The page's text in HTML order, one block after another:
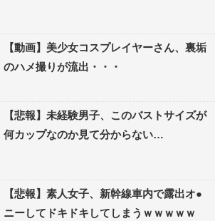
【動画】美少女コスプレイヤーさん、裏垢
のハメ撮りが流出・・・
【悲報】未経験男子、このバストサイズが
何カップなのか見て分からない…
【悲報】素人女子、新幹線車内で露出オ●
ニーしてドキドキしてしまうｗｗｗｗｗ